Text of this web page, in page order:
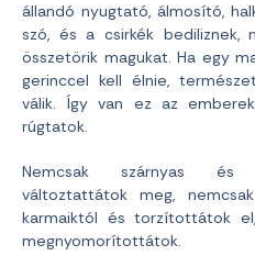
állandó nyugtató, álmosító,
szó, és a csirkék bediliznek,
összetörik magukat. Ha egy
gerinccel kell élnie,
válik. Így van ez az
rúgtatok.
Nemcsak szárnyas és
változtattátok meg,
karmaiktól és torzítottátok
megnyomorítottátok.